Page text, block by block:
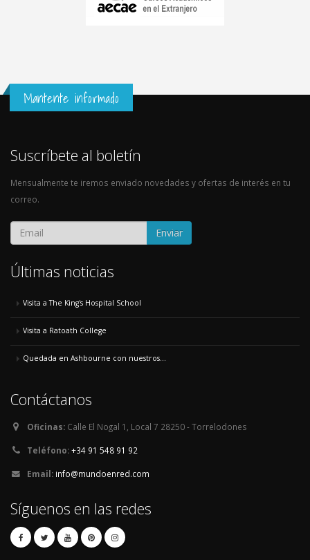
Mantente informado
Suscríbete al boletín
Mensualmente te iremos enviado novedades y ofertas de interés en tu
correo.
Enviar
Últimas noticias
Visita a The King's Hospital School
Visita a Ratoath College
Quedada en Ashbourne con nuestros...
Contáctanos
Oficinas: Calle El Nogal 1, Local 7 28250 - Torrelodones
Teléfono:+34 91 548 91 92
Email: info@mundoenred.com
Síguenos en las redes